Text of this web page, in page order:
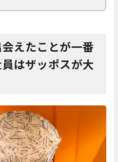
会えたことが一番
はザッポスが大